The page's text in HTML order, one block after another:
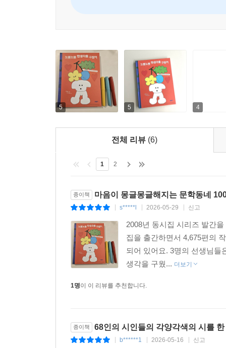
5 5 4
전체 리뷰 (6)
1 2
종이책 마음이 몽글몽글해지는 문학동네
s*****l 2026-05-29 신고
2008년 동시집 시리즈 발간
집을 출간하면서 4,675편의
되어 있어요. 3명의 선생님들
생각을 구웠... 더보기
1명이 이 리뷰를 추천합니다.
종이책 68인의 시인들의 각양각색의 시를
b******1 2026-05-16 신고